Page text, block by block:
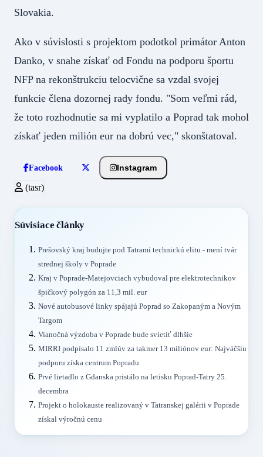
Slovakia.
Ako v súvislosti s projektom podotkol primátor Anton
Danko, v snahe získať od Fondu na podporu športu
NFP na rekonštrukciu telocvične sa vzdal svojej
funkcie člena dozornej rady fondu. "Som veľmi rád,
že toto rozhodnutie sa mi vyplatilo a Poprad tak mohol
získať jeden milión eur na dobrú vec," skonštatoval.
Facebook Instagram
(tasr)
Súvisiace články
Prešovský kraj budujte pod Tatrami technickú elitu - mení tvár
strednej školy v Poprade
Kraj v Poprade-Matejovciach vybudoval pre elektrotechnikov
špičkový polygón za 11,3 mil. eur
Nové autobusové linky spájajú Poprad so Zakopaným a Novým
Targom
Vianočná výzdoba v Poprade bude svietiť dlhšie
MIRRI podpísalo 11 zmlúv za takmer 13 miliónov eur: Najväčšiu
podporu získa centrum Popradu
Prvé lietadlo z Gdanska pristálo na letisku Poprad-Tatry 25.
decembra
Projekt o holokauste realizovaný v Tatranskej galérii v Poprade
získal výročnú cenu